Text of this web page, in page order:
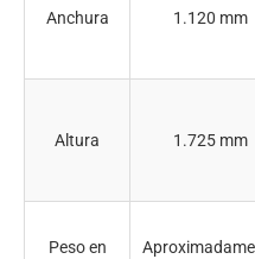
Anchura 1.120 mm
Altura 1.725 mm
Peso en